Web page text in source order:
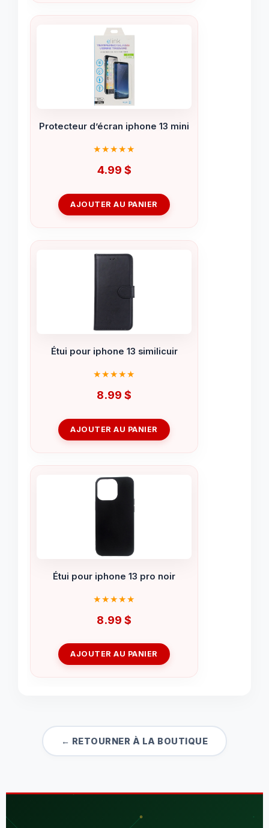
Protecteur d’écran iphone 13 mini
4.99 $
AJOUTER AU PANIER
Étui pour iphone 13 similicuir
8.99 $
AJOUTER AU PANIER
Étui pour iphone 13 pro noir
8.99 $
AJOUTER AU PANIER
← RETOURNER À LA BOUTIQUE